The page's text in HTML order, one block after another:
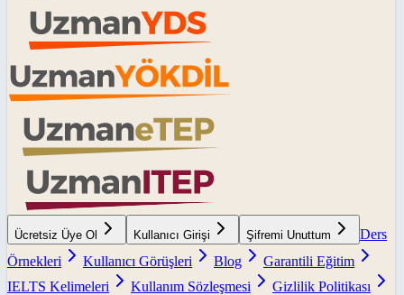
Ücretsiz Üye Ol Kullanıcı Girişi Şifremi Unuttum
Ders
Örnekleri
Kullanıcı Görüşleri Blog
Garantili Eğitim
IELTS Kelimeleri
Kullanım Sözleşmesi
Gizlilik Politikası